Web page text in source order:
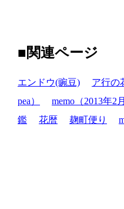
■関連ページ
エンドウ(豌豆) ア行の
pea）
memo（2013年2
鑑
花暦 麹町便り